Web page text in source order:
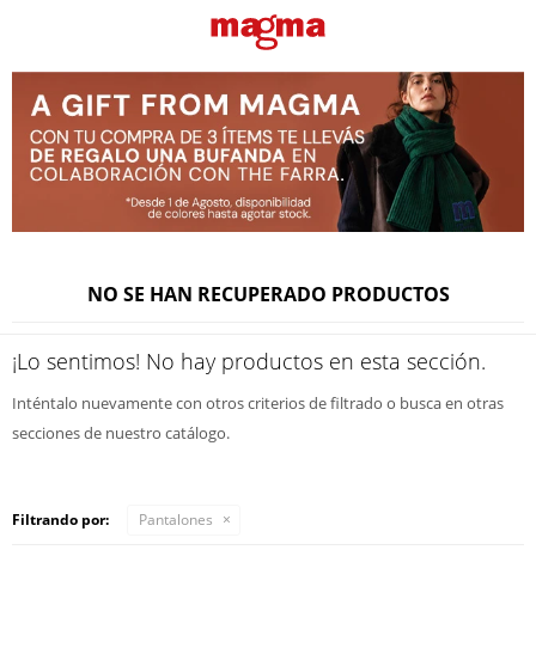
NO SE HAN RECUPERADO PRODUCTOS
¡Lo sentimos! No hay productos en esta sección.
Inténtalo nuevamente con otros criterios de filtrado o busca en otras
secciones de nuestro catálogo.
Filtrando por: Pantalones